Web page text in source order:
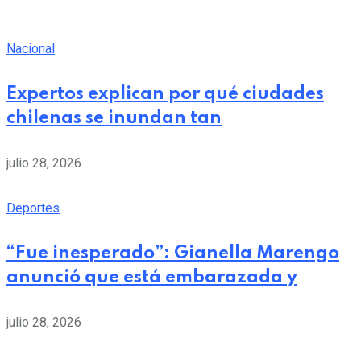
Nacional
Expertos explican por qué ciudades
chilenas se inundan tan
julio 28, 2026
Deportes
“Fue inesperado”: Gianella Marengo
anunció que está embarazada y
julio 28, 2026